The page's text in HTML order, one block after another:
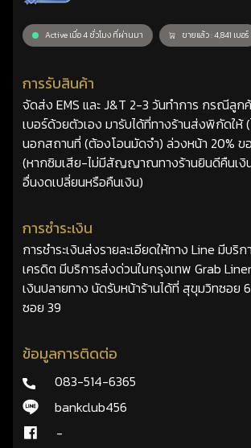
Active เมื่อ 4 ชั่วโมง ที่ผ่านมา ขายแล้ว : 4,841 เบอร์
การรับสินค้า
จัดส่ง EMS และ J&T 2-3 วันทำการ กรณีลูก
เบอร์ด้วยตัวเอง มารับได้ที่ทางร้านส่งพิกัดให้
นอกสถานที่ (ต้องโอนมัดจำ) ล่วงหน้า 20% ข
(หากซิมเสีย-ไม่มีสัญญาณทางร้านยินดีคืนเงิ
อื่นงดเปลี่ยนหรือคืนเงิน)
การชำระเงิน
การชำระเงินส่งรายละเอียดให้ทาง Line มีบริ
เครดิต มีบริการส่งด่วนในกรุงเทพ Grab
เงินปลายทาง นัดรับหน้าร้านได้ที่ สุขุมวิทซอย
ซอย 39
ข้อมูลการติดต่อ
083-514-6365
bankclub456
-